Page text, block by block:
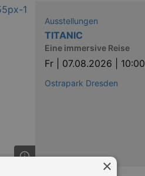
Ausstellungen
TITANIC
Eine immersive Reise
Fr | 07.08.2026 | 10:00
Ostrapark Dresden
×